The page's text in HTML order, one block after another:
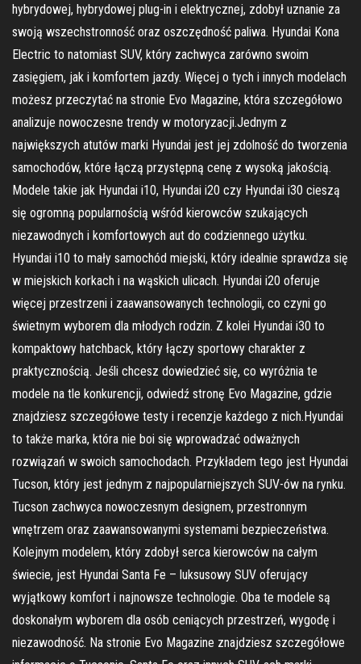
hybrydowej, hybrydowej plug-in i elektrycznej, zdobył uznanie za
swoją wszechstronność oraz oszczędność paliwa. Hyundai Kona
Electric to natomiast SUV, który zachwyca zarówno swoim
zasięgiem, jak i komfortem jazdy. Więcej o tych i innych modelach
możesz przeczytać na stronie Evo Magazine, która szczegółowo
analizuje nowoczesne trendy w motoryzacji.Jednym z
największych atutów marki Hyundai jest jej zdolność do tworzenia
samochodów, które łączą przystępną cenę z wysoką jakością.
Modele takie jak Hyundai i10, Hyundai i20 czy Hyundai i30 cieszą
się ogromną popularnością wśród kierowców szukających
niezawodnych i komfortowych aut do codziennego użytku.
Hyundai i10 to mały samochód miejski, który idealnie sprawdza się
w miejskich korkach i na wąskich ulicach. Hyundai i20 oferuje
więcej przestrzeni i zaawansowanych technologii, co czyni go
świetnym wyborem dla młodych rodzin. Z kolei Hyundai i30 to
kompaktowy hatchback, który łączy sportowy charakter z
praktycznością. Jeśli chcesz dowiedzieć się, co wyróżnia te
modele na tle konkurencji, odwiedź stronę Evo Magazine, gdzie
znajdziesz szczegółowe testy i recenzje każdego z nich.Hyundai
to także marka, która nie boi się wprowadzać odważnych
rozwiązań w swoich samochodach. Przykładem tego jest Hyundai
Tucson, który jest jednym z najpopularniejszych SUV-ów na rynku.
Tucson zachwyca nowoczesnym designem, przestronnym
wnętrzem oraz zaawansowanymi systemami bezpieczeństwa.
Kolejnym modelem, który zdobył serca kierowców na całym
świecie, jest Hyundai Santa Fe – luksusowy SUV oferujący
wyjątkowy komfort i najnowsze technologie. Oba te modele są
doskonałym wyborem dla osób ceniących przestrzeń, wygodę i
niezawodność. Na stronie Evo Magazine znajdziesz szczegółowe